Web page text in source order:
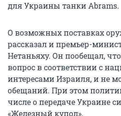
для Украины танки Abrams.
О возможных поставках
рассказал и премьер-
Нетаньяху. Он пообещал,
вопрос в соответствии с
интересами Израиля, и не
обещаний. При этом
числе о передаче Украине
«Железный купол».